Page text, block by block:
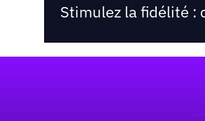
Stimulez la fidélité :